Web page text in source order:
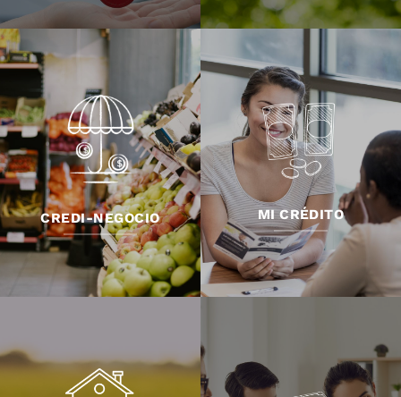
CREDI-NEGOCIO MI CRÉDITO